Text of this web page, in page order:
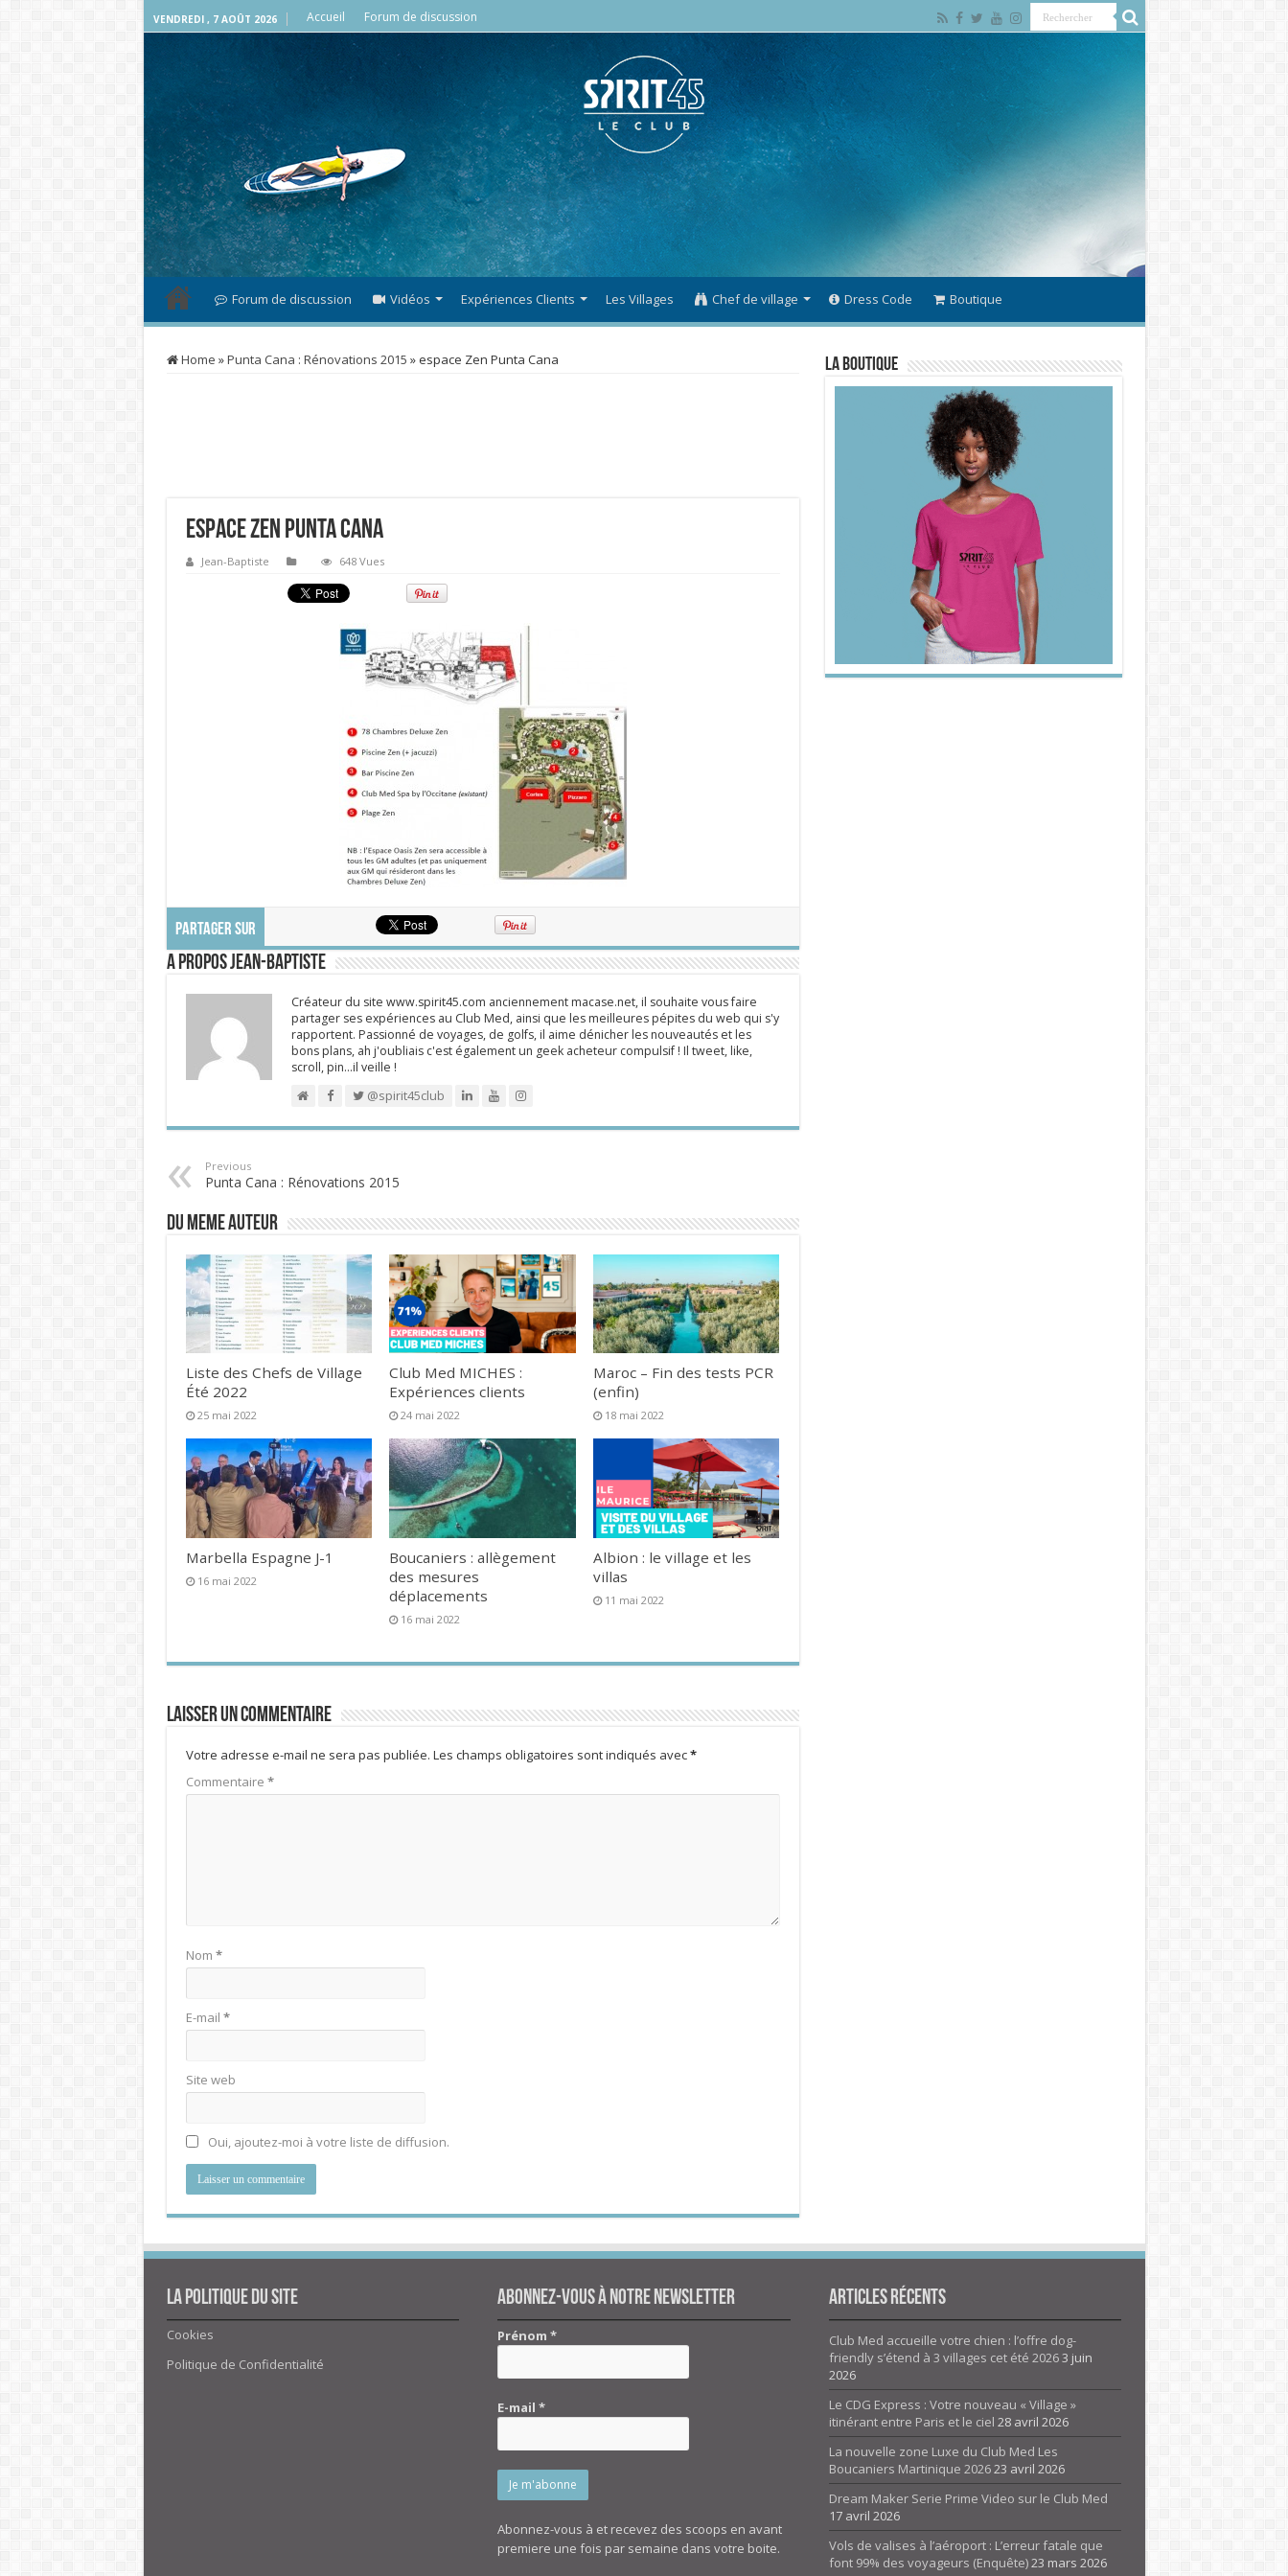
VENDREDI , 7 AOÛT 2026 Accueil Forum de discussion
Forum de discussion Vidéos Expériences Clients Les Villages Chef de village Dress Code Boutique
Home »Punta Cana : Rénovations 2015 »espace Zen Punta Cana
espace Zen Punta Cana
Jean-Baptiste 648 Vues
PARTAGER SUR
A propos Jean-Baptiste
Créateur du site www.spirit45.com anciennement macase.net, il souhaite vous faire
partager ses expériences au Club Med, ainsi que les meilleures pépites du web qui s'y
rapportent. Passionné de voyages, de golfs, il aime dénicher les nouveautés et les
bons plans, ah j'oubliais c'est également un geek acheteur compulsif ! Il tweet, like,
scroll, pin…il veille !
@spirit45club
Previous
Punta Cana : Rénovations 2015
DU MEME AUTEUR
Liste des Chefs de Village
Été 2022
25 mai 2022
Club Med MICHES :
Expériences clients
24 mai 2022
Maroc – Fin des tests PCR
(enfin)
18 mai 2022
Marbella Espagne J-1
16 mai 2022
Boucaniers : allègement
des mesures
déplacements
16 mai 2022
Albion : le village et les
villas
11 mai 2022
Laisser un commentaire
Votre adresse e-mail ne sera pas publiée. Les champs obligatoires sont indiqués avec*
Commentaire *
Nom *
E-mail *
Site web
Oui, ajoutez-moi à votre liste de diffusion.
La Boutique
La politique du site
Cookies
Politique de Confidentialité
Abonnez-vous à notre newsletter
Prénom*
E-mail*
Abonnez-vous à et recevez des scoops en avant
premiere une fois par semaine dans votre boite.
Articles Récents
Club Med accueille votre chien : l’offre dog-
friendly s’étend à 3 villages cet été 20263 juin
2026
Le CDG Express : Votre nouveau « Village »
itinérant entre Paris et le ciel 28 avril 2026
La nouvelle zone Luxe du Club Med Les
Boucaniers Martinique 202623 avril 2026
Dream Maker Serie Prime Video sur le Club Med
17 avril 2026
Vols de valises à l’aéroport : L’erreur fatale que
font 99% des voyageurs (Enquête)23 mars 2026